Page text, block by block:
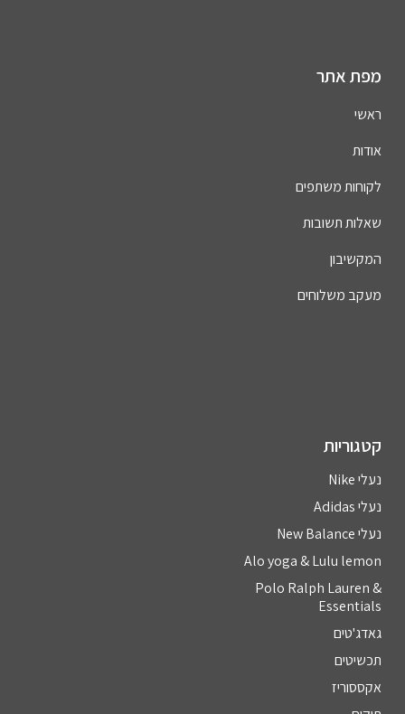
מפת אתר
ראשי
אודות
לקוחות משתפים
שאלות תשובות
המקשיבון
מעקב משלוחים
קטגוריות
נעלי Nike
נעלי Adidas
נעלי New Balance
Alo yoga & Lulu lemon
Polo Ralph Lauren &
Essentials
גאדג'טים
תכשיטים
אקססוריז